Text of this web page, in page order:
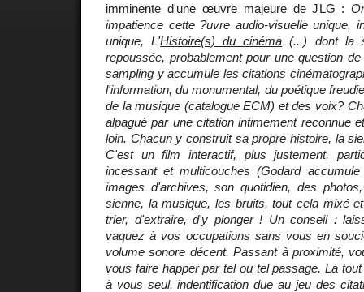
imminente d'une œuvre majeure de JLG :
impatience cette ?uvre audio-visuelle unique,
unique, L'Histoire(s) du cinéma (...) dont la
repoussée, probablement pour une question
sampling y accumule les citations
l'information, du monumental, du poétique
de la musique (catalogue ECM) et des voix?
alpagué par une citation intimement reconnue
loin. Chacun y construit sa propre histoire, la
C'est un film interactif, plus justement,
incessant et multicouches (Godard
images d'archives, son quotidien, des
sienne, la musique, les bruits, tout cela mixé
trier, d'extraire, d'y plonger ! Un conseil :
vaquez à vos occupations sans vous en
volume sonore décent. Passant à proximité,
vous faire happer par tel ou tel passage. Là
à vous seul, indentification due au jeu des